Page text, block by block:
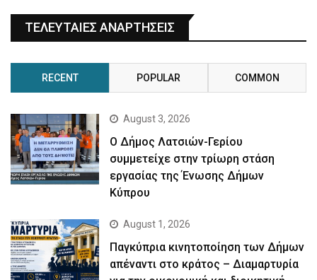
ΤΕΛΕΥΤΑΙΕΣ ΑΝΑΡΤΗΣΕΙΣ
RECENT POPULAR COMMON
August 3, 2026
Ο Δήμος Λατσιών-Γερίου
συμμετείχε στην τρίωρη στάση
εργασίας της Ένωσης Δήμων
Κύπρου
August 1, 2026
Παγκύπρια κινητοποίηση των Δήμων
απέναντι στο κράτος – Διαμαρτυρία